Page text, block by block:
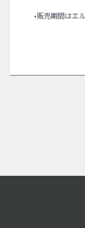
•販売期間はエ